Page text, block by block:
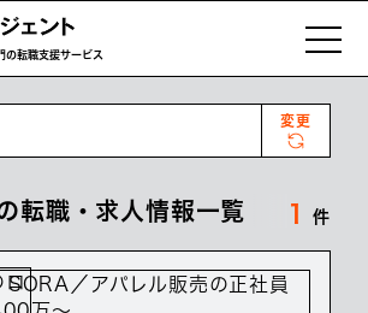
の転職支援サービス
変更
転職・求人情報一覧 1 件